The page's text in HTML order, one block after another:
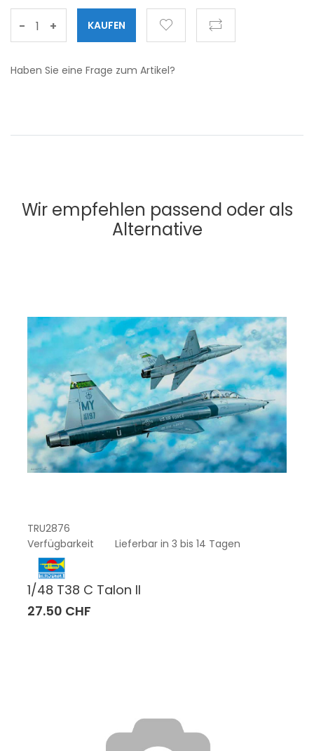
- +
Haben Sie eine Frage zum Artikel?
Wir empfehlen passend oder als
Alternative
TRU2876
Verfügbarkeit
Lieferbar in 3 bis 14 Tagen
1/48 T38 C Talon II
27.50 CHF